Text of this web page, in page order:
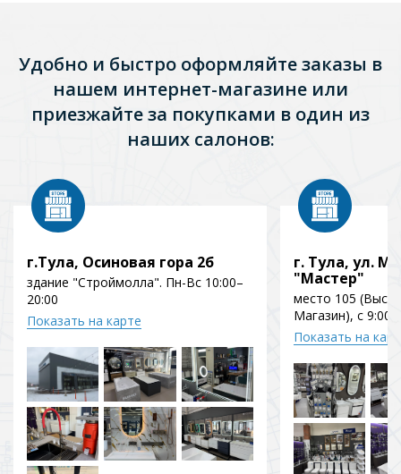
Удобно и быстро оформляйте заказы в
нашем интернет-магазине или
приезжайте за покупками в один из
наших салонов:
г.Тула, Осиновая гора 2б
здание "Строймолла". Пн-Вс 10:00–
20:00
Показать на карте
г. Тула, ул.
"Мастер"
место 105
Магазин), с 9:00
Показать на